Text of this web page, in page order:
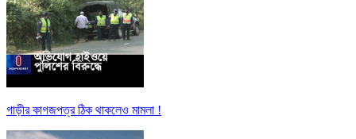
গাড়ীর কাগজপত্র ঠিক থাকলেও মামলা !